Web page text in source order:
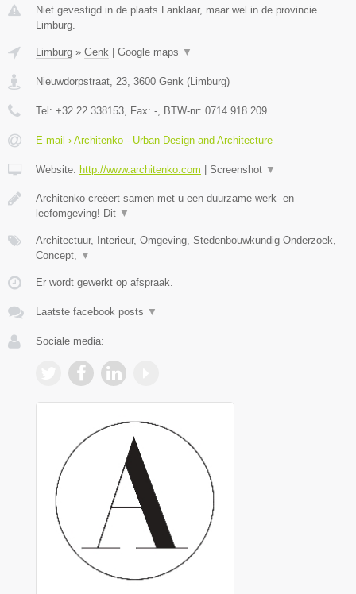
Niet gevestigd in de plaats Lanklaar, maar wel in de provincie
Limburg.
Limburg » Genk Google maps ▼
Nieuwdorpstraat, 23, 3600 Genk (Limburg)
Tel: +32 22 338153, Fax: -, BTW-nr: 0714.918.209
E-mail › Architenko - Urban Design and Architecture
Website: http://www.architenko.com Screenshot ▼
Architenko creëert samen met u een duurzame werk- en
leefomgeving! Dit ▼
Architectuur, Interieur, Omgeving, Stedenbouwkundig Onderzoek,
Concept, ▼
Er wordt gewerkt op afspraak.
Laatste facebook posts ▼
Sociale media: